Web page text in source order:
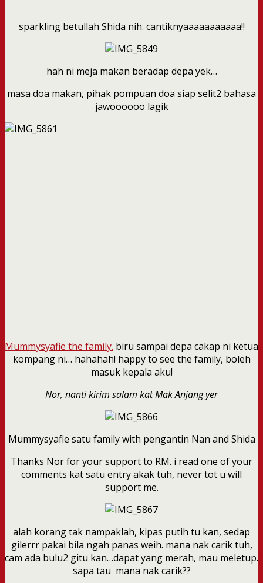
sparkling betullah Shida nih. cantiknyaaaaaaaaaaa!!
hah ni meja makan beradap depa yek…
masa doa makan, pihak pompuan doa siap selit2 bahasa
jawoooooo lagik
Mummysyafie the family. biru sampai depa cakap ni ketua
kompang ni… hahahah! happy to see the family, boleh
masuk kepala aku!
Nor, nanti kirim salam kat Mak Anjang yer
Mummysyafie satu family with pengantin Nan and Shida
Thanks Nor for your support to RM. i read one of your
comments kat satu entry akak tuh, never tot u will
support me.
alah korang tak nampaklah, kipas putih tu kan, sedap
gilerrr pakai bila ngah panas weih. mana nak carik tuh,
cam ada bulu2 gitu kan…dapat yang merah, mau meletup.
sapa tau mana nak carik??